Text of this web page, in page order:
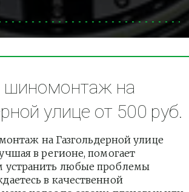
шиномонтаж на
улице от 500 руб.
на Газгольдерной улице
в регионе, помогает
устранить любые проблемы
в качественной